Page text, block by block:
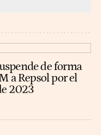
de forma
a Repsol por el
2023